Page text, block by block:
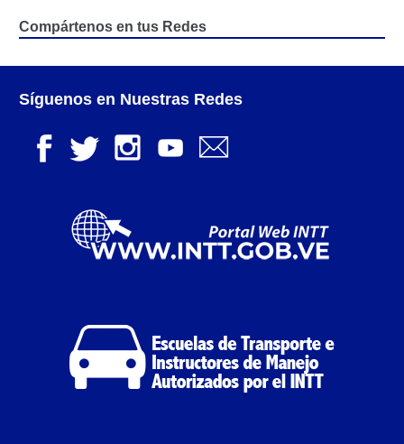
Servicio (CPS) de Transporte Público de Personas
(RUTAS SUB URBANAS-INTERURBANAS) – Frecuentes
Paso a Paso
Registro Original de Licencia de Conducir Tercer
Grado (3°).
Registro Original de Licencia para Conducir Cuarto
Compártenos en tus Redes
Síguenos en Nuestras Redes